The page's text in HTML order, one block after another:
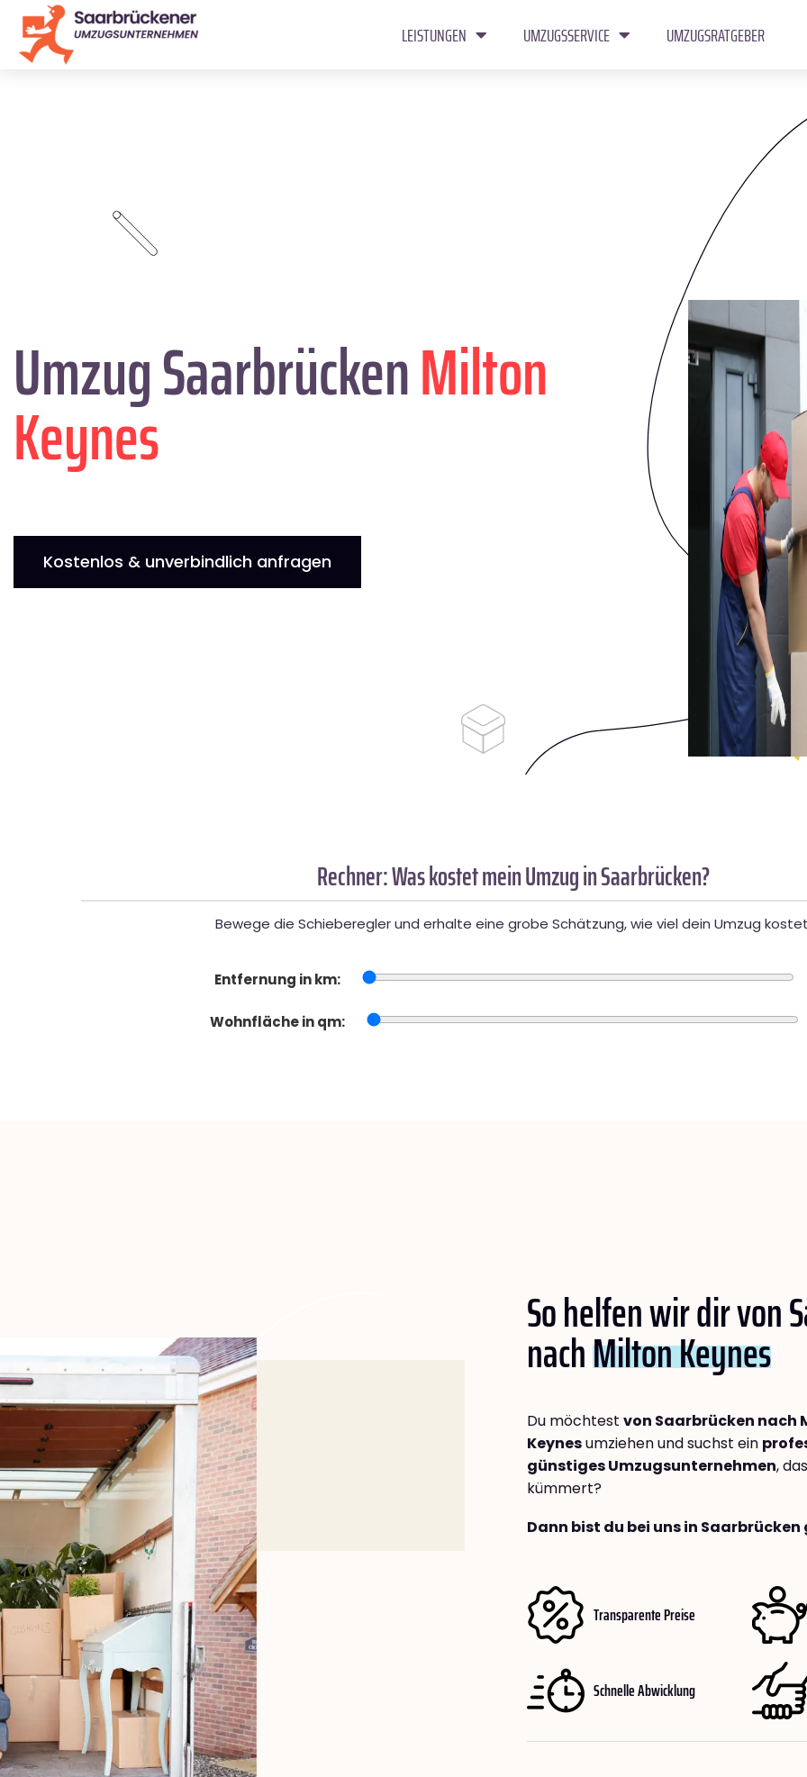
LEISTUNGEN UMZUGSSERVICE UMZUGSRATGEBER
Umzug SaarbrückenMilton
Keynes
Kostenlos & unverbindlich anfragen
Rechner: Was kostet mein Umzug in Saarbrücken?
Bewege die Schieberegler und erhalte eine grobe Schätzung, wie viel dein Umzug
Entfernung in km:
Wohnfläche in qm:
So helfen wir dir von
nachMilton Keynes
Du möchtest von Saarbrücken nach
Keynesumziehen und suchst ein
günstiges Umzugsunternehmen,
kümmert?
Dann bist du bei uns in
Transparente Preise
Schnelle Abwicklung